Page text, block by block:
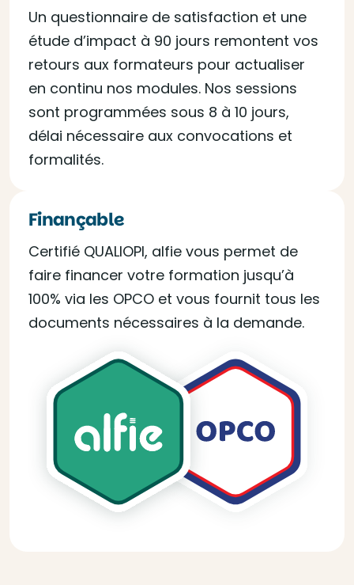
Un questionnaire de satisfaction et une
étude d’impact à 90 jours remontent vos
retours aux formateurs pour actualiser
en continu nos modules. Nos sessions
sont programmées sous 8 à 10 jours,
délai nécessaire aux convocations et
formalités.
Finançable
Certifié QUALIOPI, alfie vous permet de
faire financer votre formation jusqu’à
100% via les OPCO et vous fournit tous les
documents nécessaires à la demande.